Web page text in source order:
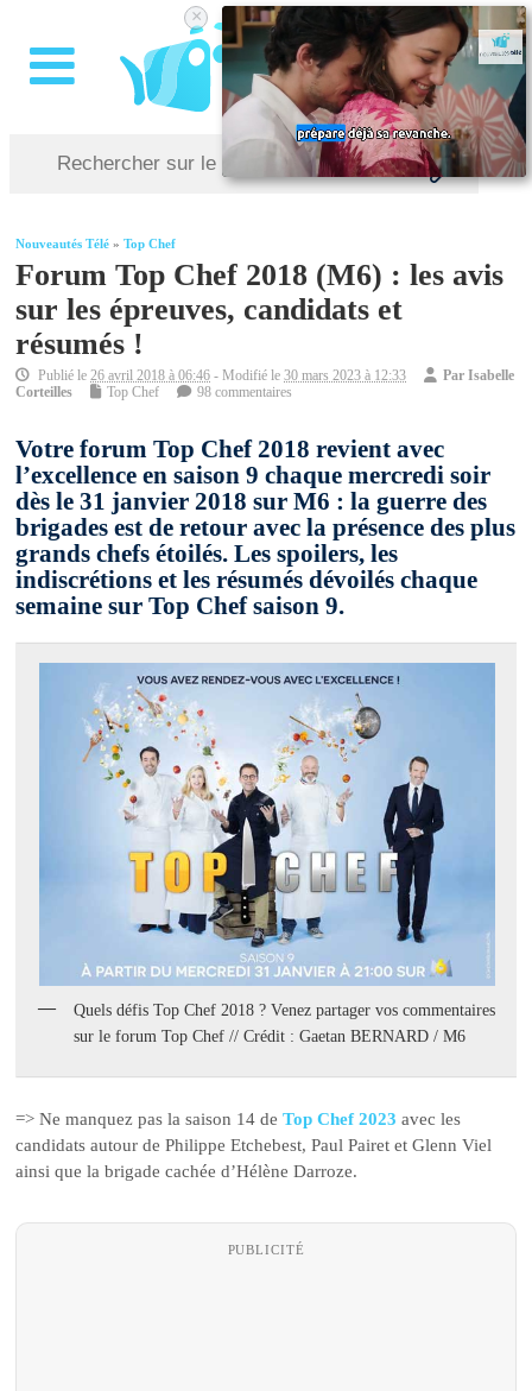
Nouveautés Télé »Top Chef
Forum Top Chef 2018 (M6) : les avis
sur les épreuves, candidats et
résumés !
Publié le26 avril 2018 à 06:46 - Modifié le30 mars 2023 à 12:33 ParIsabelle
Corteilles
Top Chef 98 commentaires
Votre forum Top Chef 2018 revient avec
l’excellence en saison 9 chaque mercredi soir
dès le 31 janvier 2018 sur M6 : la guerre des
brigades est de retour avec la présence des plus
grands chefs étoilés. Les spoilers, les
indiscrétions et les résumés dévoilés chaque
semaine sur Top Chef saison 9.
Quels défis Top Chef 2018 ? Venez partager vos commentaires
sur le forum Top Chef // Crédit : Gaetan BERNARD / M6
=> Ne manquez pas la saison 14 deTop Chef 2023 avec les
candidats autour de Philippe Etchebest, Paul Pairet et Glenn Viel
ainsi que la brigade cachée d’Hélène Darroze.
PUBLICITÉ
×